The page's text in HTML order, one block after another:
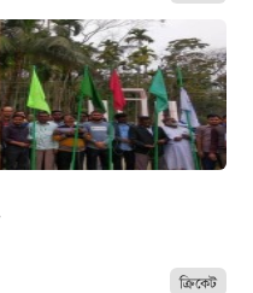
ক্রিকেট